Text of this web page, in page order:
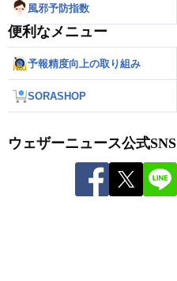
風邪予防指数
便利なメニュー
予報精度向上の取り組み
SORASHOP
ウェザーニュース公式SNS